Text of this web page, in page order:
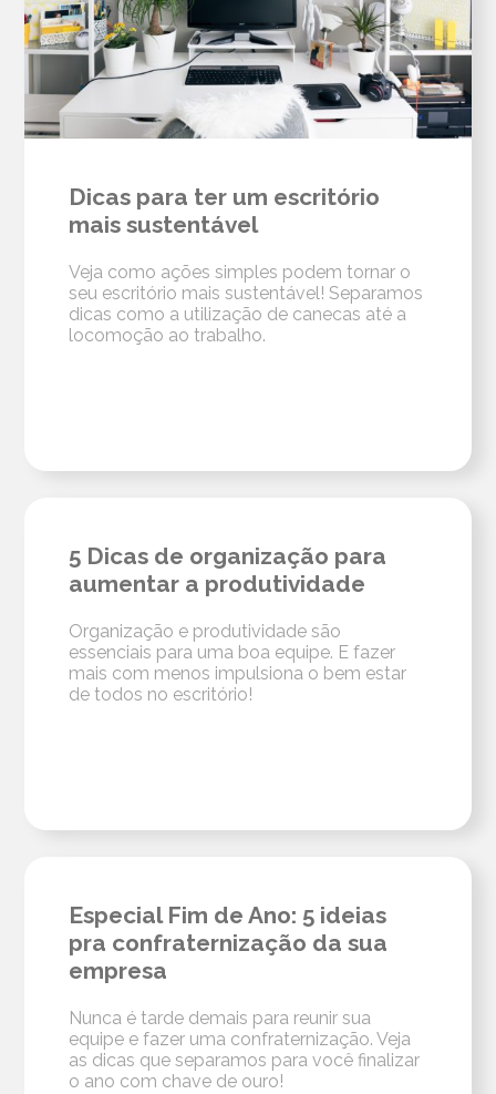
Dicas para ter um escritório
mais sustentável
Veja como ações simples podem tornar o
seu escritório mais sustentável! Separamos
dicas como a utilização de canecas até a
locomoção ao trabalho.
5 Dicas de organização para
aumentar a produtividade
Organização e produtividade são
essenciais para uma boa equipe. E fazer
mais com menos impulsiona o bem estar
de todos no escritório!
Especial Fim de Ano: 5 ideias
pra confraternização da sua
empresa
Nunca é tarde demais para reunir sua
equipe e fazer uma confraternização. Veja
as dicas que separamos para você finalizar
o ano com chave de ouro!